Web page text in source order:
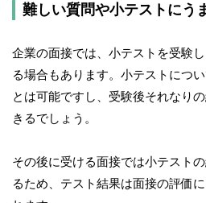
難しい質問や小テストにう
企業の面接では、小テストを受験
る場合もあります。小テストにつ
とは可能ですし、受験後それなり
きるでしょう。
その後に受ける面接では小テスト
るため、テスト結果は面接の評価